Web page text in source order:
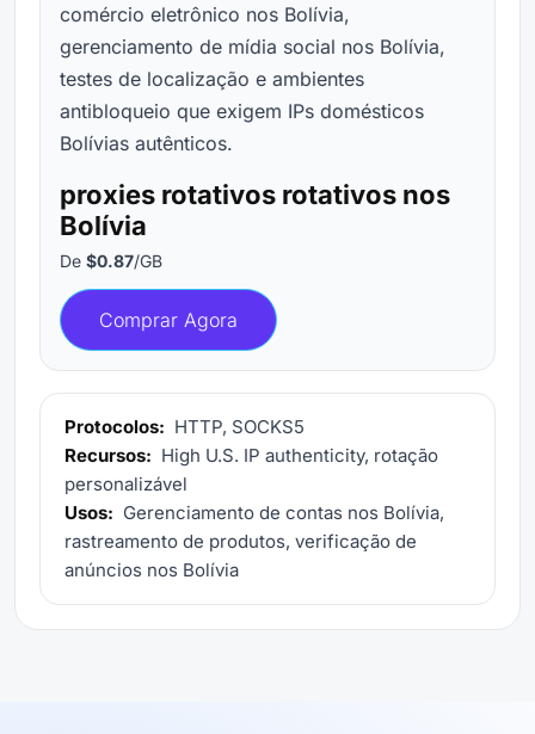
comércio eletrônico nos Bolívia,
gerenciamento de mídia social nos Bolívia,
testes de localização e ambientes
antibloqueio que exigem IPs domésticos
Bolívias autênticos.
proxies rotativos rotativos nos
Bolívia
De $0.87/GB
Comprar Agora
Protocolos: HTTP, SOCKS5
Recursos: High U.S. IP authenticity, rotação
personalizável
Usos: Gerenciamento de contas nos Bolívia,
rastreamento de produtos, verificação de
anúncios nos Bolívia